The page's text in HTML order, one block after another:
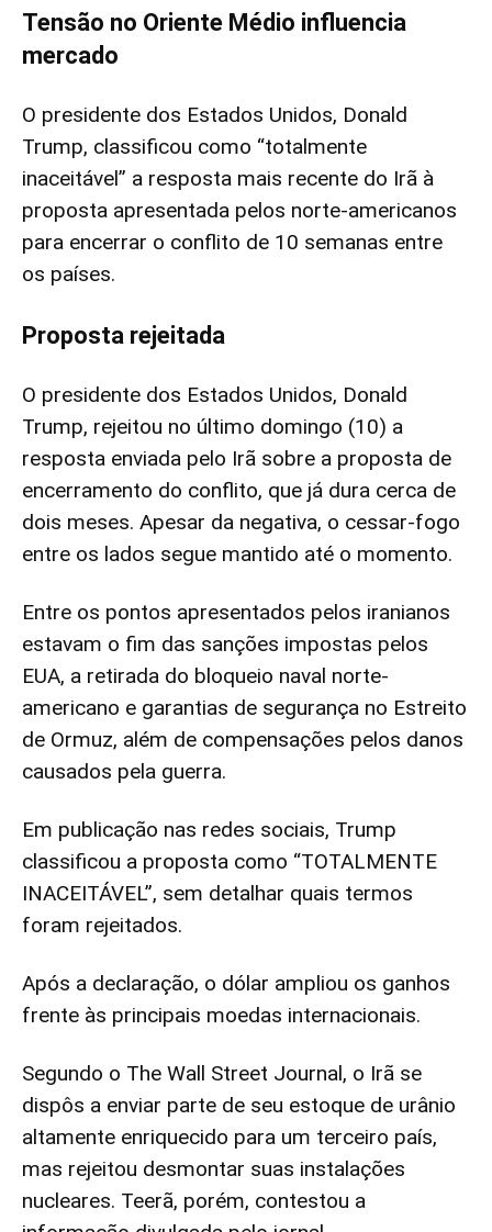
Tensão no Oriente Médio influencia
mercado
O presidente dos Estados Unidos, Donald
Trump, classificou como “totalmente
inaceitável” a resposta mais recente do Irã à
proposta apresentada pelos norte-americanos
para encerrar o conflito de 10 semanas entre
os países.
Proposta rejeitada
O presidente dos Estados Unidos, Donald
Trump, rejeitou no último domingo (10) a
resposta enviada pelo Irã sobre a proposta de
encerramento do conflito, que já dura cerca de
dois meses. Apesar da negativa, o cessar-fogo
entre os lados segue mantido até o momento.
Entre os pontos apresentados pelos iranianos
estavam o fim das sanções impostas pelos
EUA, a retirada do bloqueio naval norte-
americano e garantias de segurança no Estreito
de Ormuz, além de compensações pelos danos
causados pela guerra.
Em publicação nas redes sociais, Trump
classificou a proposta como “TOTALMENTE
INACEITÁVEL”, sem detalhar quais termos
foram rejeitados.
Após a declaração, o dólar ampliou os ganhos
frente às principais moedas internacionais.
Segundo o The Wall Street Journal, o Irã se
dispôs a enviar parte de seu estoque de urânio
altamente enriquecido para um terceiro país,
mas rejeitou desmontar suas instalações
nucleares. Teerã, porém, contestou a